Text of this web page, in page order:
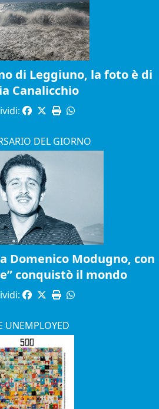
di Leggiuno, la foto è di
Canalicchio
DEL GIORNO
Domenico Modugno, con
conquistò il mondo
UNEMPLOYED